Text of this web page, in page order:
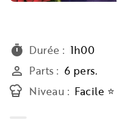
timer Durée : 1h00
person_outline Parts : 6 pers.
Niveau : Facile ⭐